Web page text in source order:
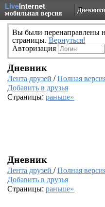
LiveInternet
мобильная версия Дневники
Вы были перенаправлены
страницы. Вернуться!
Авторизация
Дневник
Лента друзей /Полная
Добавить в друзья
Страницы: раньше»
Дневник
Лента друзей /Полная
Добавить в друзья
Страницы: раньше»